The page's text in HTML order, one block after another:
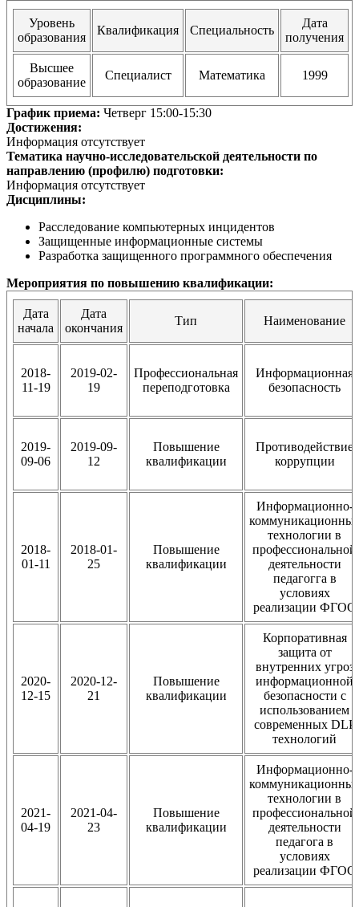
Уровень
образования
Квалификация Специальность
Дата
получения
Высшее
образование
Специалист Математика 1999
График приема: Четверг 15:00-15:30
Достижения:
Информация отсутствует
Тематика научно-исследовательской деятельности по
направлению (профилю) подготовки:
Информация отсутствует
Дисциплины:
Расследование компьютерных инцидентов
Защищенные информационные системы
Разработка защищенного программного обеспечения
Мероприятия по повышению квалификации:
Дата
начала
Дата
окончания
Тип Наименование
2018-
11-19
2019-02-
19
Профессиональная
переподготовка
Информационная
безопасность
2019-
09-06
2019-09-
12
Повышение
квалификации
Противодействие
коррупции
2018-
01-11
2018-01-
25
Повышение
квалификации
Информационно-
коммуникационные
технологии в
профессиональной
деятельности
педагогга в
условиях
реализации ФГОС
2020-
12-15
2020-12-
21
Повышение
квалификации
Корпоративная
защита от
внутренних угроз
информационной
безопасности с
использованием
современных DLP
технологий
2021-
04-19
2021-04-
23
Повышение
квалификации
Информационно-
коммуникационные
технологии в
профессиональной
деятельности
педагога в
условиях
реализации ФГОС